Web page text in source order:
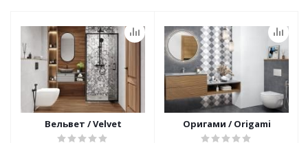
Вельвет / Velvet Оригами / Origami